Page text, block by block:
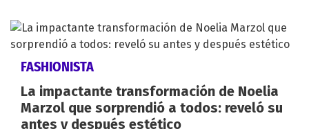
FASHIONISTA
La impactante transformación de Noelia
Marzol que sorprendió a todos: reveló su
antes y después estético